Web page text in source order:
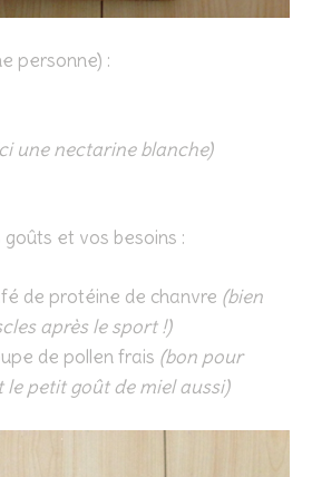
personne) :
une nectarine blanche)
et vos besoins :
de protéine de chanvre (bien
après le sport !)
de pollen frais (bon pour
le petit goût de miel aussi)